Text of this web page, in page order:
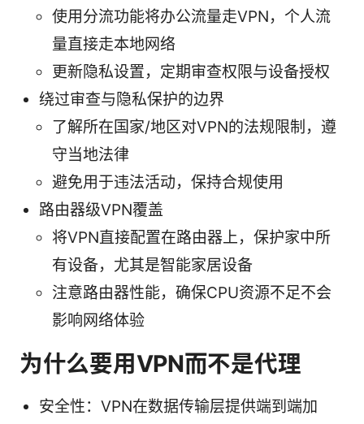
使用分流功能将办公流量走VPN，个人流
量直接走本地网络
更新隐私设置，定期审查权限与设备授权
绕过审查与隐私保护的边界
了解所在国家/地区对VPN的法规限制，遵
守当地法律
避免用于违法活动，保持合规使用
路由器级VPN覆盖
将VPN直接配置在路由器上，保护家中所
有设备，尤其是智能家居设备
注意路由器性能，确保CPU资源不足不会
影响网络体验
为什么要用VPN而不是代理
安全性：VPN在数据传输层提供端到端加